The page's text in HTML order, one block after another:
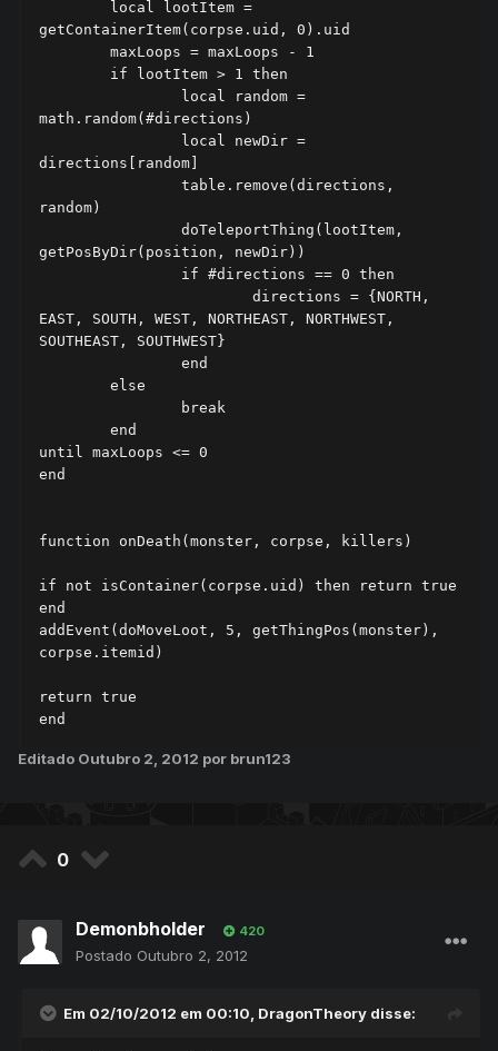
getContainerItem(corpse.uid, 0).uid
math.random(#directions)
directions[random]
random)
getPosByDir(position, newDir))
EAST, SOUTH, WEST, NORTHEAST, NORTHWEST,
SOUTHEAST, SOUTHWEST}
until maxLoops <= 0
end
function onDeath(monster, corpse, killers)
if not isContainer(corpse.uid) then return true
end
addEvent(doMoveLoot, 5, getThingPos(monster),
corpse.itemid)
return true
end
Editado Outubro 2, 2012 por brun123
0
Demonbholder 420
Postado Outubro 2, 2012
Em 02/10/2012 em 00:10, DragonTheory disse: